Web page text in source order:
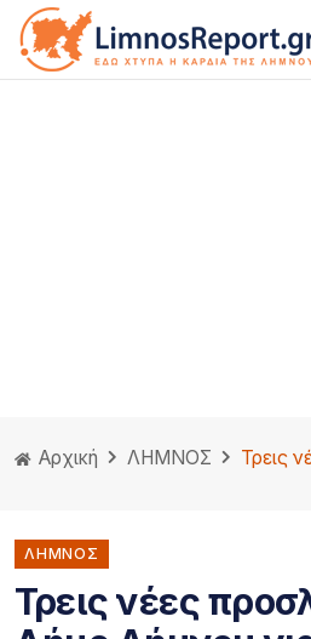
Αρχική ΛΗΜΝΟΣ
ΛΗΜΝΟΣ
Τρεις νέες